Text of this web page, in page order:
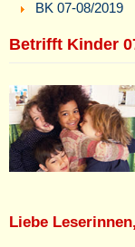
BK 07-08/2019
Betrifft Kinder
Liebe